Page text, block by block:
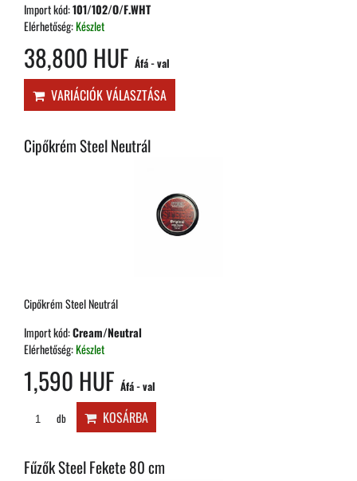
Import kód:101/102/O/F.WHT
Elérhetőség:Készlet
38,800 HUF Áfá - val
VARIÁCIÓK VÁLASZTÁSA
Cipőkrém Steel Neutrál
Cipőkrém Steel Neutrál
Import kód:Cream/Neutral
Elérhetőség:Készlet
1,590 HUF Áfá - val
db KOSÁRBA
Fűzők Steel Fekete 80 cm